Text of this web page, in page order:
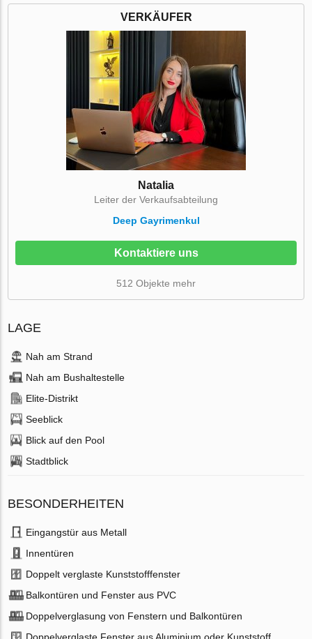
VERKÄUFER
Natalia
Leiter der Verkaufsabteilung
Deep Gayrimenkul
Kontaktiere uns
512 Objekte mehr
LAGE
Nah am Strand
Nah am Bushaltestelle
Elite-Distrikt
Seeblick
Blick auf den Pool
Stadtblick
BESONDERHEITEN
Eingangstür aus Metall
Innentüren
Doppelt verglaste Kunststofffenster
Balkontüren und Fenster aus PVC
Doppelverglasung von Fenstern und Balkontüren
Doppelverglaste Fenster aus Aluminium oder Kunststoff